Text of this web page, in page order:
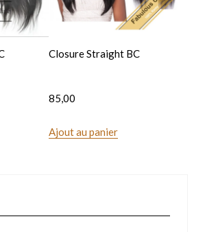
Closure Straight BC
85,00
Ajout au panier